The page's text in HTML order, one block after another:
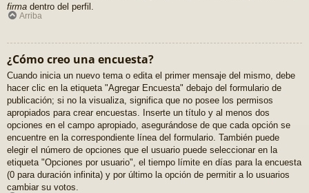
firma dentro del perfil.
Arriba
¿Cómo creo una encuesta?
Cuando inicia un nuevo tema o edita el primer mensaje del mismo, debe
hacer clic en la etiqueta "Agregar Encuesta" debajo del formulario de
publicación; si no la visualiza, significa que no posee los permisos
apropiados para crear encuestas. Inserte un título y al menos dos
opciones en el campo apropiado, asegurándose de que cada opción se
encuentre en la correspondiente línea del formulario. También puede
elegir el número de opciones que el usuario puede seleccionar en la
etiqueta "Opciones por usuario", el tiempo límite en días para la encuesta
(0 para duración infinita) y por último la opción de permitir a lo usuarios
cambiar su votos.